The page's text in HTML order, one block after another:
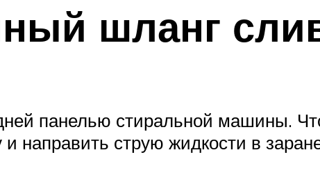
шланг
панелью стиральной машины.
и направить струю жидкости в